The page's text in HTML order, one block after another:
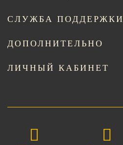
СЛУЖБА ПОДДЕРЖКИ
ДОПОЛНИТЕЛЬНО
ЛИЧНЫЙ КАБИНЕТ